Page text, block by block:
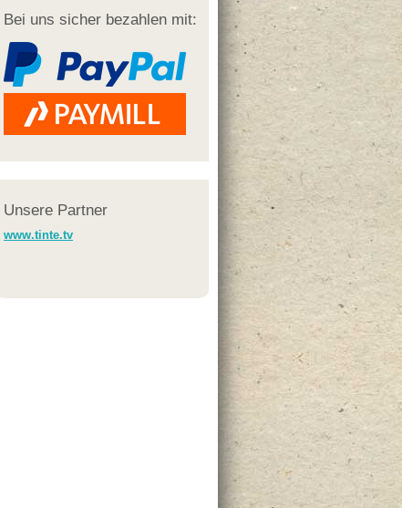
Bei uns sicher bezahlen mit:
Unsere Partner
www.tinte.tv